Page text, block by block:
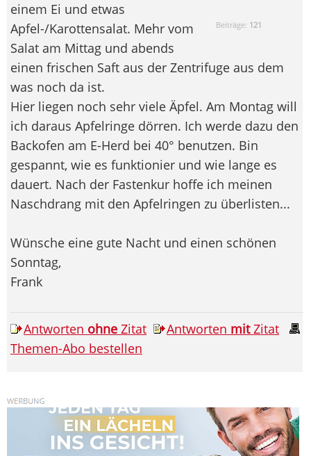
Beiträge: 121
einem Ei und etwas
Apfel-/Karottensalat. Mehr vom
Salat am Mittag und abends
einen frischen Saft aus der Zentrifuge aus dem
was noch da ist.
Hier liegen noch sehr viele Äpfel. Am Montag will
ich daraus Apfelringe dörren. Ich werde dazu den
Backofen am E-Herd bei 40° benutzen. Bin
gespannt, wie es funktionier und wie lange es
dauert. Nach der Fastenkur hoffe ich meinen
Naschdrang mit den Apfelringen zu überlisten...
Wünsche eine gute Nacht und einen schönen
Sonntag,
Frank
Antworten ohne Zitat Antworten mitZitat
Themen-Abo bestellen